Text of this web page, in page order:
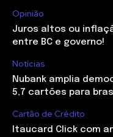
Opinião
Juros altos ou
entre BC e governo!
Notícias
Nubank amplia
5,7 cartões para
Cartão de Crédito
Itaucard Click com